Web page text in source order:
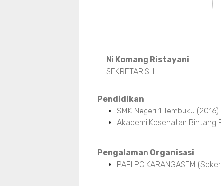
Ni Komang Ristayani
SEKRETARIS II
Pendidikan
SMK Negeri 1 Tembuku (2016)
Akademi Kesehatan Bintang
Pengalaman Organisasi
PAFI PC KARANGASEM